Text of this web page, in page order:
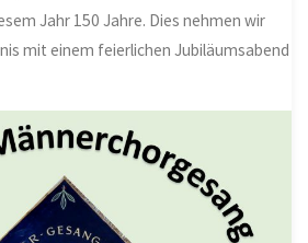
Jahr 150 Jahre. Dies nehmen wir
mit einem feierlichen Jubiläumsabend